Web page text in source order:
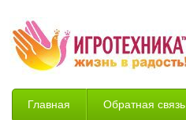
Главная Обратная связь